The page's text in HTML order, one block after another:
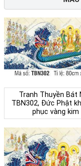
Tranh Thuyền Bát
TBN302, Đức Phật
phục vàng kim